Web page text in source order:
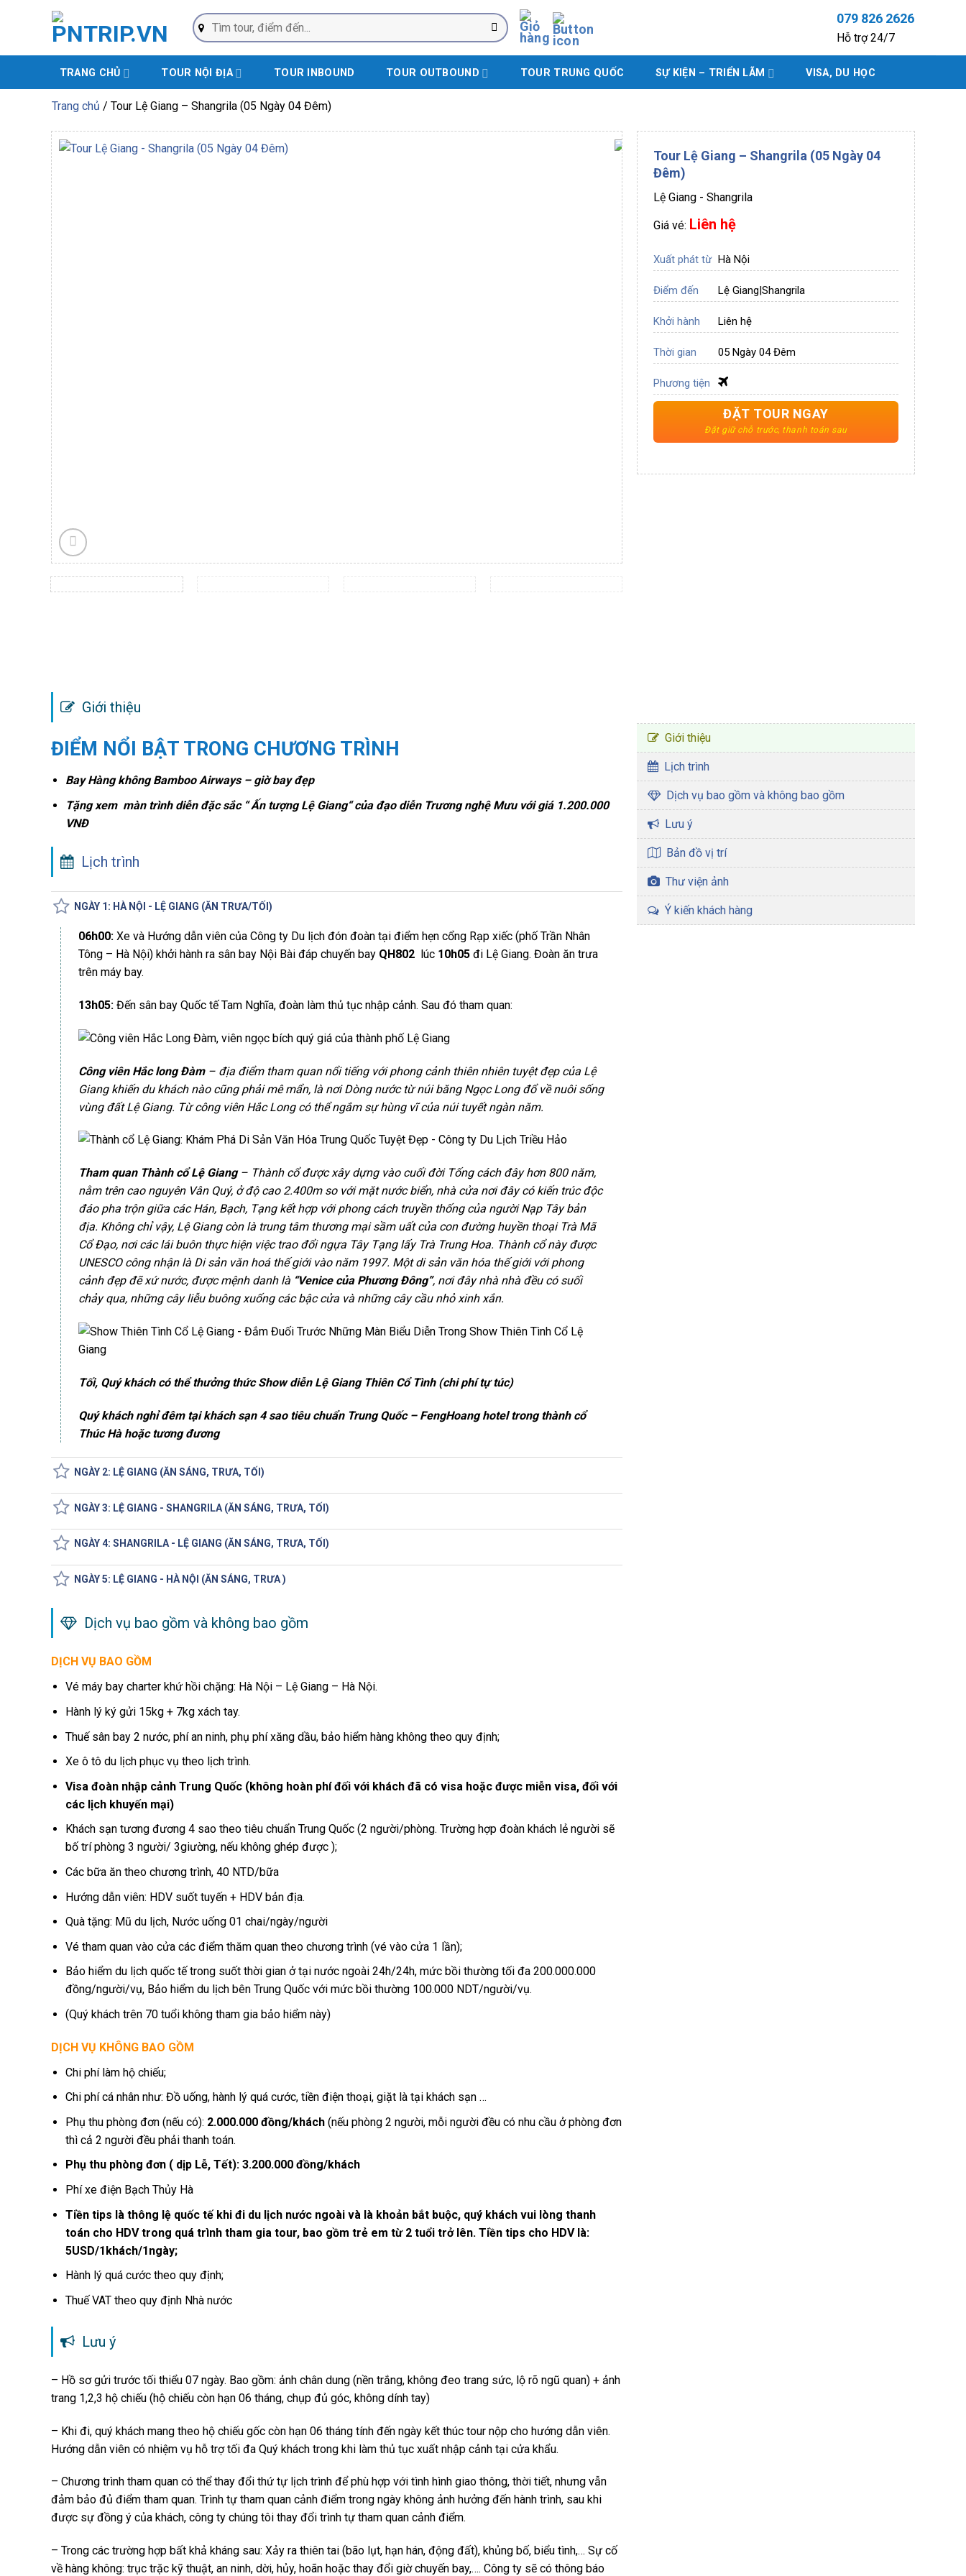
Tìm
kiếm:
079 826 2626
Hỗ trợ 24/7
TRANG CHỦ TOUR NỘI ĐỊA TOUR INBOUND TOUR OUTBOUND TOUR TRUNG QUỐC SỰ KIỆN – TRIỂN LÃM VISA, DU HỌC
Trang chủ / Tour Lệ Giang – Shangrila (05 Ngày 04 Đêm)
Tour Lệ Giang – Shangrila (05 Ngày 04
Đêm)
Lệ Giang - Shangrila
Giá vé: Liên hệ
Xuất phát từ Hà Nội
Điểm đến Lệ Giang|Shangrila
Khởi hành Liên hệ
Thời gian 05 Ngày 04 Đêm
Phương tiện
ĐẶT TOUR NGAY
Giới thiệu
ĐIỂM NỔI BẬT TRONG CHƯƠNG TRÌNH
Bay Hàng không Bamboo Airways – giờ bay đẹp
Tặng xem màn trình diễn đặc sắc “ Ấn tượng Lệ Giang“ của đạo diễn Trương nghệ Mưu với giá 1.200.000
VNĐ
Lịch trình
NGÀY 1: HÀ NỘI - LỆ GIANG (ĂN TRƯA/TỐI)
06h00:Xe và Hướng dẫn viên của Công ty Du lịch đón đoàn tại điểm hẹn cổng Rạp xiếc (phố Trần Nhân
Tông – Hà Nội) khởi hành ra sân bay Nội Bài đáp chuyến bay QH802lúc 10h05đi Lệ Giang. Đoàn ăn trưa
trên máy bay.
13h05: Đến sân bay Quốc tế Tam Nghĩa, đoàn làm thủ tục nhập cảnh. Sau đó tham quan:
Công viên Hắc long Đàm – địa điểm tham quan nổi tiếng với phong cảnh thiên nhiên tuyệt đẹp của Lệ
Giang khiến du khách nào cũng phải mê mẩn, là nơi Dòng nước từ núi băng Ngọc Long đổ về nuôi sống
vùng đất Lệ Giang. Từ công viên Hắc Long có thể ngắm sự hùng vĩ của núi tuyết ngàn năm.
Tham quan Thành cổ Lệ Giang – Thành cổ được xây dựng vào cuối đời Tống cách đây hơn 800 năm,
nằm trên cao nguyên Vân Quý, ở độ cao 2.400m so với mặt nước biển, nhà cửa nơi đây có kiến trúc độc
đáo pha trộn giữa các Hán, Bạch, Tạng kết hợp với phong cách truyền thống của người Nạp Tây bản
địa. Không chỉ vậy, Lệ Giang còn là trung tâm thương mại sầm uất của con đường huyền thoại Trà Mã
Cổ Đạo, nơi các lái buôn thực hiện việc trao đổi ngựa Tây Tạng lấy Trà Trung Hoa. Thành cổ này được
UNESCO công nhận là Di sản văn hoá thế giới vào năm 1997. Một di sản văn hóa thế giới với phong
cảnh đẹp đẽ xứ nước, được mệnh danh là “Venice của Phương Đông”, nơi đây nhà nhà đều có suối
chảy qua, những cây liễu buông xuống các bậc cửa và những cây cầu nhỏ xinh xắn.
Tối, Quý khách có thể thưởng thức Show diễn Lệ Giang Thiên Cổ Tình (chi phí tự túc)
Quý khách nghỉ đêm tại khách sạn 4 sao tiêu chuẩn Trung Quốc – FengHoang hotel trong thành cổ
Thúc Hà hoặc tương đương
NGÀY 2: LỆ GIANG (ĂN SÁNG, TRƯA, TỐI)
NGÀY 3: LỆ GIANG - SHANGRILA (ĂN SÁNG, TRƯA, TỐI)
NGÀY 4: SHANGRILA - LỆ GIANG (ĂN SÁNG, TRƯA, TỐI)
NGÀY 5: LỆ GIANG - HÀ NỘI (ĂN SÁNG, TRƯA )
Dịch vụ bao gồm và không bao gồm
DỊCH VỤ BAO GỒM
Vé máy bay charter khứ hồi chặng: Hà Nội – Lệ Giang – Hà Nội.
Hành lý ký gửi 15kg + 7kg xách tay.
Thuế sân bay 2 nước, phí an ninh, phụ phí xăng dầu, bảo hiểm hàng không theo quy định;
Xe ô tô du lịch phục vụ theo lịch trình.
Visa đoàn nhập cảnh Trung Quốc (không hoàn phí đối với khách đã có visa hoặc được miễn visa, đối với
các lịch khuyến mại)
Khách sạn tương đương 4 sao theo tiêu chuẩn Trung Quốc (2 người/phòng. Trường hợp đoàn khách lẻ người sẽ
bố trí phòng 3 người/ 3giường, nếu không ghép được );
Các bữa ăn theo chương trình, 40 NTD/bữa
Hướng dẫn viên: HDV suốt tuyến + HDV bản địa.
Quà tặng: Mũ du lịch, Nước uống 01 chai/ngày/người
Vé tham quan vào cửa các điểm thăm quan theo chương trình (vé vào cửa 1 lần);
Bảo hiểm du lịch quốc tế trong suốt thời gian ở tại nước ngoài 24h/24h, mức bồi thường tối đa 200.000.000
đồng/người/vụ, Bảo hiểm du lịch bên Trung Quốc với mức bồi thường 100.000 NDT/người/vụ.
(Quý khách trên 70 tuổi không tham gia bảo hiểm này)
DỊCH VỤ KHÔNG BAO GỒM
Chi phí làm hộ chiếu;
Chi phí cá nhân như: Đồ uống, hành lý quá cước, tiền điện thoại, giặt là tại khách sạn …
Phụ thu phòng đơn (nếu có): 2.000.000 đồng/khách (nếu phòng 2 người, mỗi người đều có nhu cầu ở phòng đơn
thì cả 2 người đều phải thanh toán.
Phụ thu phòng đơn ( dịp Lễ, Tết): 3.200.000 đồng/khách
Phí xe điện Bạch Thủy Hà
Tiền tips là thông lệ quốc tế khi đi du lịch nước ngoài và là khoản bắt buộc, quý khách vui lòng thanh
toán cho HDV trong quá trình tham gia tour, bao gồm trẻ em từ 2 tuổi trở lên. Tiền tips cho HDV là:
5USD/1khách/1ngày;
Hành lý quá cước theo quy định;
Thuế VAT theo quy định Nhà nước
Lưu ý
– Hồ sơ gửi trước tối thiểu 07 ngày. Bao gồm: ảnh chân dung (nền trắng, không đeo trang sức, lộ rõ ngũ quan) + ảnh
trang 1,2,3 hộ chiếu (hộ chiếu còn hạn 06 tháng, chụp đủ góc, không dính tay)
– Khi đi, quý khách mang theo hộ chiếu gốc còn hạn 06 tháng tính đến ngày kết thúc tour nộp cho hướng dẫn viên.
Hướng dẫn viên có nhiệm vụ hỗ trợ tối đa Quý khách trong khi làm thủ tục xuất nhập cảnh tại cửa khẩu.
– Chương trình tham quan có thể thay đổi thứ tự lịch trình để phù hợp với tình hình giao thông, thời tiết, nhưng vẫn
đảm bảo đủ điểm tham quan. Trình tự tham quan cảnh điểm trong ngày không ảnh hưởng đến hành trình, sau khi
được sự đồng ý của khách, công ty chúng tôi thay đổi trình tự tham quan cảnh điểm.
– Trong các trường hợp bất khả kháng sau: Xảy ra thiên tai (bão lụt, hạn hán, động đất), khủng bố, biểu tình,… Sự cố
về hàng không: trục trặc kỹ thuật, an ninh, dời, hủy, hoãn hoặc thay đổi giờ chuyến bay,…. Công ty sẽ có thông báo
Giới thiệu
Lịch trình
Dịch vụ bao gồm và không bao gồm
Lưu ý
Bản đồ vị trí
Thư viện ảnh
Ý kiến khách hàng